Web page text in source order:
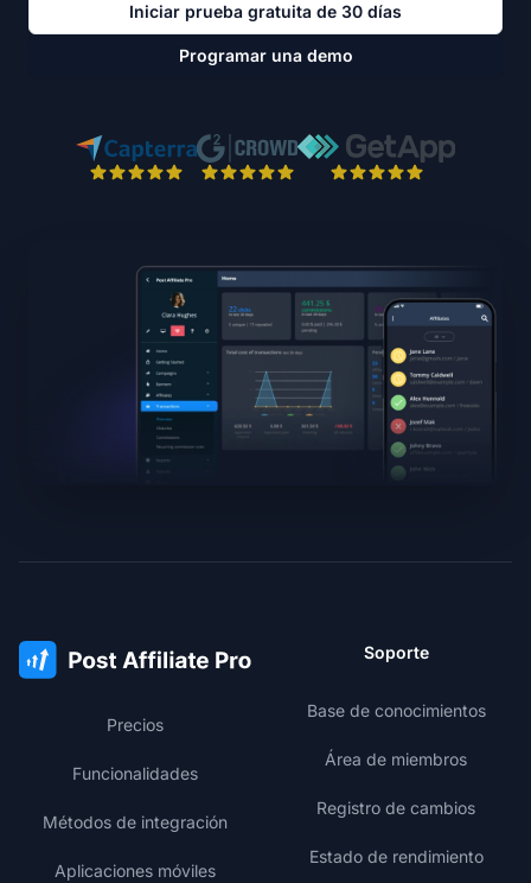
Iniciar prueba gratuita de 30 días
Programar una demo
Precios
Funcionalidades
Métodos de integración
Aplicaciones móviles
Soporte
Base de conocimientos
Área de miembros
Registro de cambios
Estado de rendimiento